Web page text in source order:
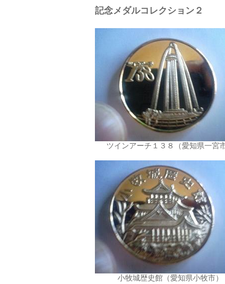
記念メダルコレクション２
ツインアーチ１３８（愛知県一宮
小牧城歴史館（愛知県小牧市）